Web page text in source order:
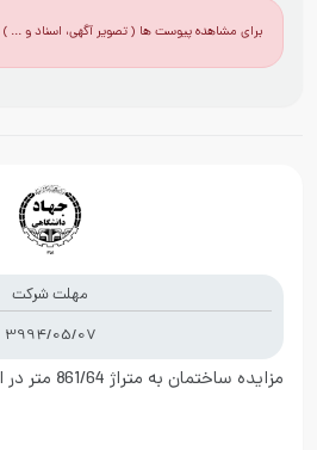
برای مشاهده پیوست ها ( تصویر آگهی، اسناد و ... )
مهلت شرکت
3994/05/07
مزایده ساختمان به متراژ 861/64 متر در ایلام